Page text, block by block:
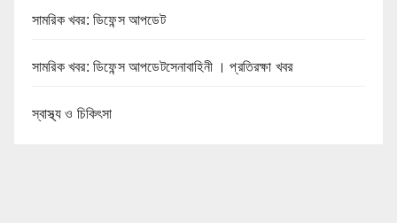
সামরিক খবর: ডিফেন্স আপডেট
সামরিক খবর: ডিফেন্স আপডেটসেনাবাহিনী । প্রতিরক্ষা খবর
স্বাস্থ্য ও চিকিৎসা